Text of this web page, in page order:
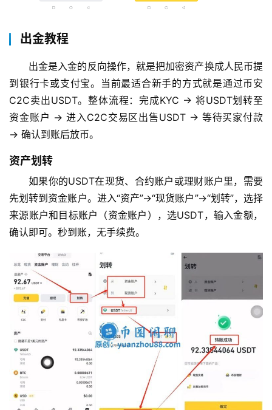
出金教程
出金是入金的反向操作，就是把加密资产换成人民币提
到银行卡或支付宝。当前最适合新手的方式就是通过币安
C2C卖出USDT。整体流程：完成KYC → 将USDT划转至
资金账户 → 进入C2C交易区出售USDT → 等待买家付款
→ 确认到账后放币。
资产划转
如果你的USDT在现货、合约账户或理财账户里，需要
先划转到资金账户。进入“资产”→“现货账户”→“划转”，选择
来源账户和目标账户（资金账户），选USDT，输入金额，
确认即可。秒到账，无手续费。